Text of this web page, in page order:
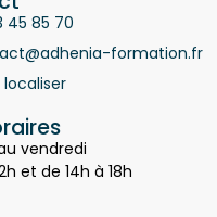
45 85 70
formation.fr
localiser
vendredi
et de 14h à 18h